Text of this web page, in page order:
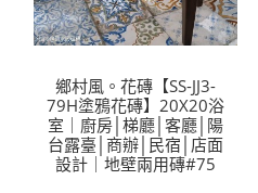
鄉村風。花磚【SS-JJ3-
79H塗鴉花磚】20X20浴
室｜廚房│梯廳│客廳│陽
台露臺│商辦│民宿│店面
設計｜地壁兩用磚#75